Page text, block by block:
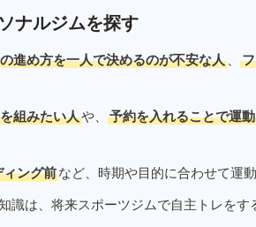
ナルジムを探す
進め方を一人で決めるのが不安な人 、
組みたい人や、 予約を入れることで運
ィング前など、時期や目的に合わせて運
識は、将来スポーツジムで自主トレをす